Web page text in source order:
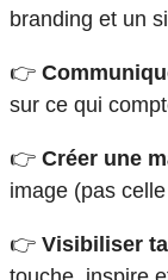
branding et un
👉
sur ce qui
👉 Créer une
image (pas
👉 Visibiliser